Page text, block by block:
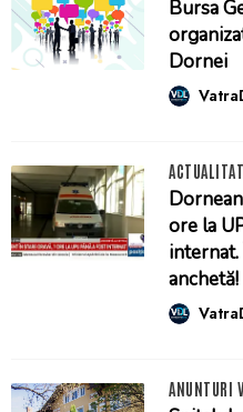
Bursa
Dornei
ore la
internat.
ANUNTURI